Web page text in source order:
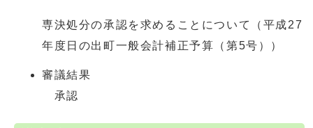
専決処分の承認を求めることについて（平成27
年度日の出町一般会計補正予算（第5号））
審議結果
承認